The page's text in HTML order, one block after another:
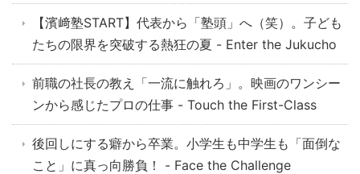
【濱﨑塾START】代表から「塾頭」へ（笑）。子ども
たちの限界を突破する熱狂の夏 - Enter the Jukucho
前職の社長の教え「一流に触れろ」。映画のワンシー
ンから感じたプロの仕事 - Touch the First-Class
後回しにする癖から卒業。小学生も中学生も「面倒な
こと」に真っ向勝負！ - Face the Challenge